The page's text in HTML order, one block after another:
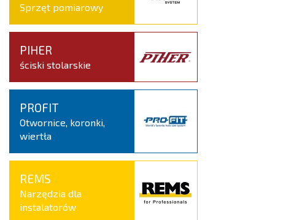
Sprzęt pomiarowy
PIHER
ściski stolarskie
PROFIT
Otwornice, koronki,
wiertła
REMS
Narzędzia dla
instalatorów